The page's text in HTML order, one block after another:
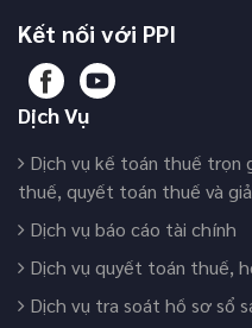
Kết nối với PPI
Dịch Vụ
Dịch vụ kế toán thuế trọn
thuế, quyết toán thuế và
Dịch vụ báo cáo tài chính
Dịch vụ quyết toán thuế,
Dịch vụ tra soát hồ sơ sổ